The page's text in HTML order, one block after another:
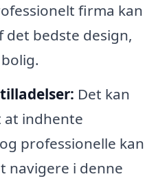
firma kan
det bedste design,
Det kan
indhente
professionelle kan
navigere i denne